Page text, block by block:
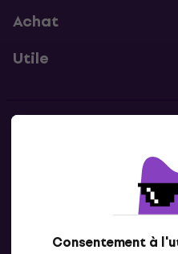
Consentement à
Achat
Utile